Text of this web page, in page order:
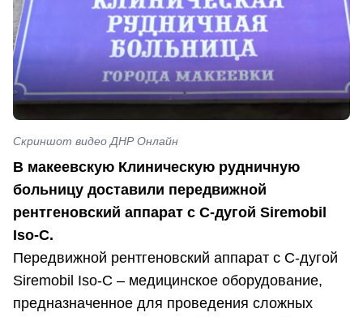
Скриншот видео ДНР Онлайн
В макеевскую Клиническую рудничную
больницу доставили передвижной
рентгеновский аппарат с С-дугой Siremobil
Iso-C.
Передвижной рентгеновский аппарат с С-дугой
Siremobil Iso-C – медицинское оборудование,
предназначенное для проведения сложных